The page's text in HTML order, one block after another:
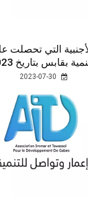
التي تحصلت
بتاريخ 14/07/2023.